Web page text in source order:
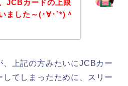
JCBカードの上限
ました～(･∀･`*)＾
上記の方みたいにJCBカー
してしまったために、スリー